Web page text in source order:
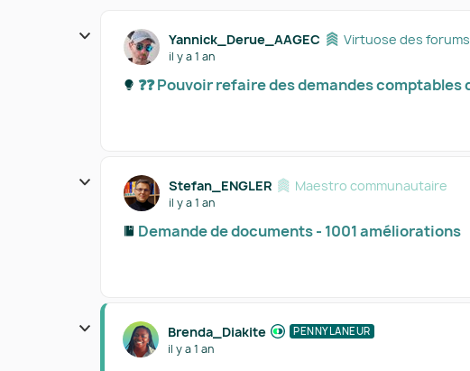
Yannick_Derue_AAGEC Virtuose des forums
il y a 1 an
❓❓ Pouvoir refaire des demandes comptables
Stefan_ENGLER Maestro communautaire
il y a 1 an
Demande de documents - 1001 améliorations​
Brenda_Diakite PENNYLANEUR
il y a 1 an